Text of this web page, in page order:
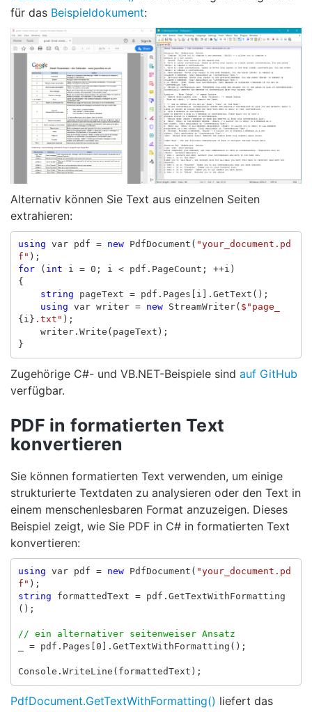
für das Beispieldokument:
Alternativ können Sie Text aus einzelnen Seiten
extrahieren:
using var pdf = new PdfDocument ( "your_document.pd
f" );
for
( int i = 0 ; i < pdf . PageCount ; ++i )
{
string
pageText = pdf . Pages i ]. GetText ();
using var writer = new StreamWriter( $"page_
{ i } .txt" );
writer. Write ( pageText );
}
Zugehörige C#- und VB.NET-Beispiele sind auf GitHub
verfügbar.
PDF in formatierten Text
konvertieren
Sie können formatierten Text verwenden, um einige
strukturierte Textdaten zu analysieren oder den Text in
einem menschenlesbaren Format anzuzeigen. Dieses
Beispiel zeigt, wie Sie PDF in C# in formatierten Text
konvertieren:
using var pdf = new PdfDocument ( "your_document.pd
f" );
string
formattedText = pdf . GetTextWithFormatting
();
// ein alternativer seitenweiser Ansatz
= pdf . Pages 0 ]. GetTextWithFormatting ();
Console . WriteLine ( formattedText );
PdfDocument.GetTextWithFormatting() liefert das